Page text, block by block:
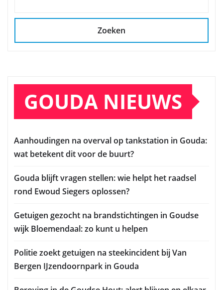
Zoeken
GOUDA NIEUWS
Aanhoudingen na overval op tankstation in Gouda:
wat betekent dit voor de buurt?
Gouda blijft vragen stellen: wie helpt het raadsel
rond Ewoud Siegers oplossen?
Getuigen gezocht na brandstichtingen in Goudse
wijk Bloemendaal: zo kunt u helpen
Politie zoekt getuigen na steekincident bij Van
Bergen IJzendoornpark in Gouda